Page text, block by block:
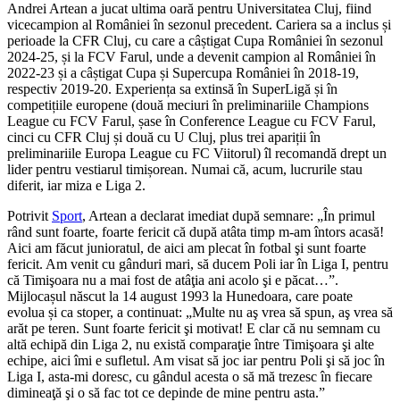
Andrei Artean a jucat ultima oară pentru Universitatea Cluj, fiind
vicecampion al României în sezonul precedent. Cariera sa a inclus și
perioade la CFR Cluj, cu care a câștigat Cupa României în sezonul
2024-25, și la FCV Farul, unde a devenit campion al României în
2022-23 și a câștigat Cupa și Supercupa României în 2018-19,
respectiv 2019-20. Experiența sa extinsă în SuperLigă și în
competițiile europene (două meciuri în preliminariile Champions
League cu FCV Farul, șase în Conference League cu FCV Farul,
cinci cu CFR Cluj și două cu U Cluj, plus trei apariții în
preliminariile Europa League cu FC Viitorul) îl recomandă drept un
lider pentru vestiarul timișorean. Numai că, acum, lucrurile stau
diferit, iar miza e Liga 2.
Potrivit Sport, Artean a declarat imediat după semnare: „În primul
rând sunt foarte, foarte fericit că după atâta timp m-am întors acasă!
Aici am făcut junioratul, de aici am plecat în fotbal şi sunt foarte
fericit. Am venit cu gânduri mari, să ducem Poli iar în Liga I, pentru
că Timişoara nu a mai fost de atâţia ani acolo şi e păcat…”.
Mijlocașul născut la 14 august 1993 la Hunedoara, care poate
evolua și ca stoper, a continuat: „Multe nu aş vrea să spun, aş vrea să
arăt pe teren. Sunt foarte fericit şi motivat! E clar că nu semnam cu
altă echipă din Liga 2, nu există comparaţie între Timişoara şi alte
echipe, aici îmi e sufletul. Am visat să joc iar pentru Poli şi să joc în
Liga I, asta-mi doresc, cu gândul acesta o să mă trezesc în fiecare
dimineaţă şi o să fac tot ce depinde de mine pentru asta.”